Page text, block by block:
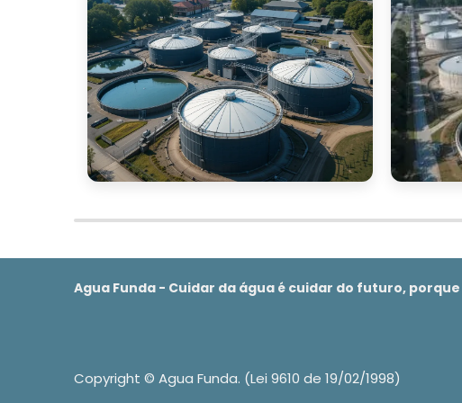
Durante a limpeza, é importante verificar o
estejam em perfeitas condições.
Além disso, é importante inspecionar
sinais de desgaste que possam exigir reparos
protegida contra a luz solar direta pode ajudar
da água.
Com esses cuidados, a caixa d'água
ONDE COMPRAR CAIXA
Encontrar o fornecedor ideal para adquirir uma
Agua Funda - Cuidar da água é cuidar do futuro,
Copyright © Agua Funda. (Lei 9610 de 19/02/1998)